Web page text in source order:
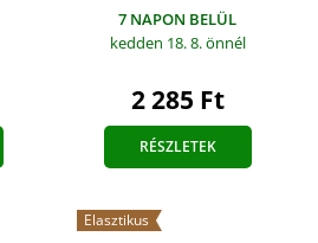
7 NAPON BELÜL
kedden 18. 8.önnél
2 285 Ft
RÉSZLETEK
Elasztikus